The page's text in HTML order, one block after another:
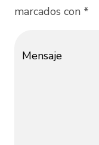
marcados con *
Mensaje